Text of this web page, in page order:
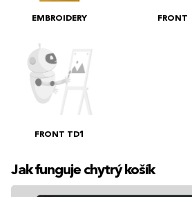
EMBROIDERY FRONT
FRONT TD1
Jak funguje chytrý košík